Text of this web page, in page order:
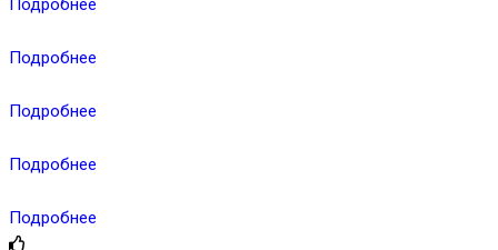
Подробнее
Подробнее
Подробнее
Подробнее
Подробнее